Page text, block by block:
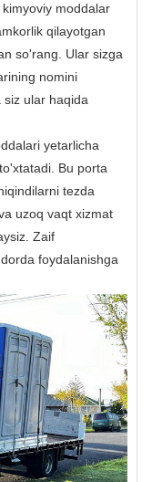
moddalar
qilayotgan
so'rang. Ular sizga
nomini
ular haqida
yetarlicha
Bu porta
tezda
uzoq vaqt xizmat
Zaif
foydalanishga